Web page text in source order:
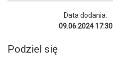
Data dodania:
09.06.2024 17:30
Podziel się